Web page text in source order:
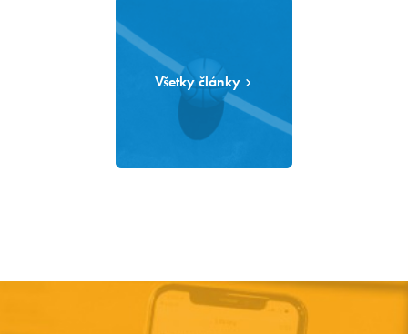
Všetky články